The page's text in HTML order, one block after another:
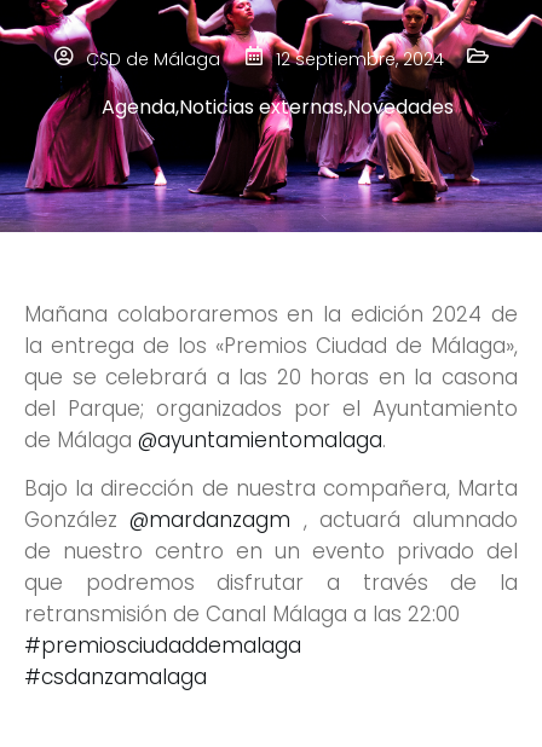
CSD de Málaga 12 septiembre, 2024
Agenda,Noticias externas,Novedades
Mañana colaboraremos en la edición 2024 de
la entrega de los «Premios Ciudad de Málaga»,
que se celebrará a las 20 horas en la casona
del Parque; organizados por el Ayuntamiento
de Málaga @ayuntamientomalaga.
Bajo la dirección de nuestra compañera, Marta
González@mardanzagm , actuará alumnado
de nuestro centro en un evento privado del
que podremos disfrutar a través de la
retransmisión de Canal Málaga a las 22:00
#premiosciudaddemalaga
#csdanzamalaga